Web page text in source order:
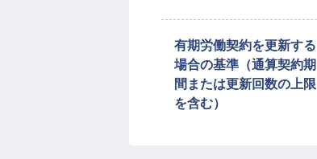
有期労働契約を更新する
場合の基準（通算契約期
間または更新回数の上限
を含む）